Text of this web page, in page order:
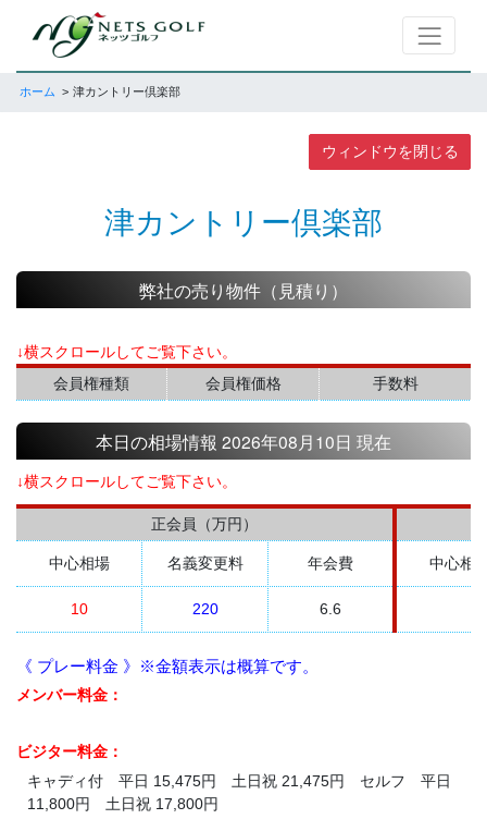
ホーム 津カントリー倶楽部
ウィンドウを閉じる
津カントリー倶楽部
弊社の売り物件（見積り）
↓横スクロールしてご覧下さい。
会員権種類
会員権価格 手数料
本日の相場情報 2026年08月10日 現在
↓横スクロールしてご覧下さい。
正会員（万円）
中心相場 名義変更料 年会費 中心相
10 220 6.6
《 プレー料金 》※金額表示は概算です。
メンバー料金：
ビジター料金：
キャディ付 平日 15,475円 土日祝 21,475円 セルフ 平日
11,800円 土日祝 17,800円